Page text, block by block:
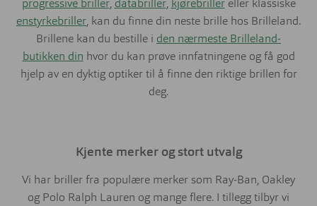
progressive briller, databriller, kjørebrillereller klassiske
enstyrkebriller, kan du finne din neste brille hos Brilleland.
Brillene kan du bestille i den nærmeste Brilleland-
butikken din hvor du kan prøve innfatningene og få god
hjelp av en dyktig optiker til å finne den riktige brillen for
deg.
Kjente merker og stort utvalg
Vi har briller fra populære merker som Ray-Ban, Oakley
og Polo Ralph Lauren og mange flere. I tillegg tilbyr vi